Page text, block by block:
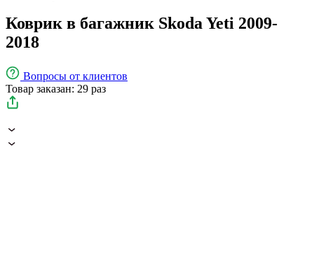
Коврик в багажник Skoda Yeti 2009-
2018
Вопросы от клиентов
Товар заказан: 29 раз